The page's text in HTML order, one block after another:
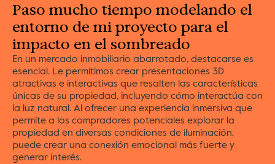
Paso mucho tiempo modelando el
entorno de mi proyecto para el
impacto en el sombreado
En un mercado inmobiliario abarrotado, destacarse es
esencial. Le permitimos crear presentaciones 3D
atractivas e interactivas que resalten las características
únicas de su propiedad, incluyendo cómo interactúa con
la luz natural. Al ofrecer una experiencia inmersiva que
permite a los compradores potenciales explorar la
propiedad en diversas condiciones de iluminación,
puede crear una conexión emocional más fuerte y
generar interés.